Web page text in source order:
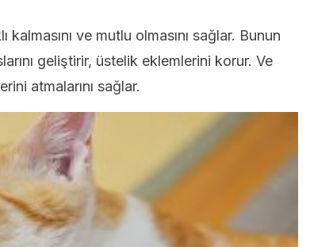
ve mutlu olmasını sağlar. Bunun
geliştirir, üstelik eklemlerini korur. Ve
atmalarını sağlar.